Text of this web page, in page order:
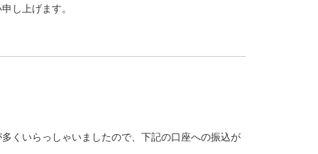
し上げます。
くいらっしゃいましたので、下記の口座への振込が